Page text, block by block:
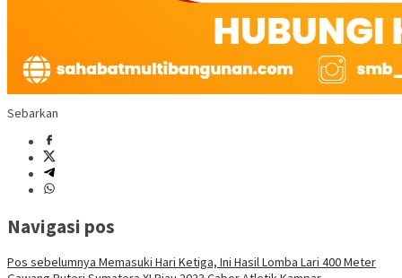
Sebarkan
Navigasi pos
Pos sebelumnya Memasuki Hari Ketiga, Ini Hasil Lomba Lari 400 Meter